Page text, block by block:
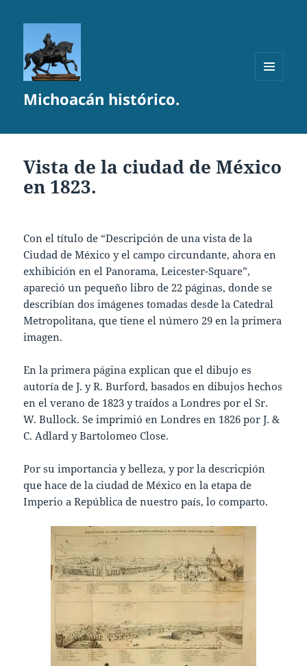
Michoacán histórico.
Vista de la ciudad de México
en 1823.
Con el título de “Descripción de una vista de la
Ciudad de México y el campo circundante, ahora en
exhibición en el Panorama, Leicester-Square”,
apareció un pequeño libro de 22 páginas, donde se
describían dos imágenes tomadas desde la Catedral
Metropolitana, que tiene el número 29 en la primera
imagen.
En la primera página explican que el dibujo es
autoría de J. y R. Burford, basados en dibujos hechos
en el verano de 1823 y traídos a Londres por el Sr.
W. Bullock. Se imprimió en Londres en 1826 por J. &
C. Adlard y Bartolomeo Close.
Por su importancia y belleza, y por la descricpión
que hace de la ciudad de México en la etapa de
Imperio a República de nuestro país, lo comparto.